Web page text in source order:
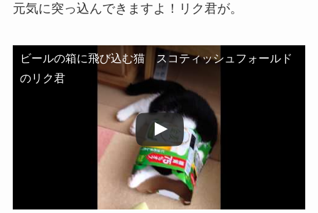
元気に突っ込んできますよ！リク君が。
ビールの箱に飛び込む猫 スコティッシュフォールド
のリク君
この動画を YouTube で視聴